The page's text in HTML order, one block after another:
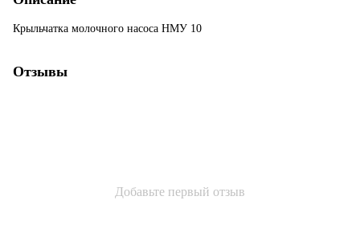
Крыльчатка молочного насоса НМУ 10
Отзывы
Добавьте первый отзыв